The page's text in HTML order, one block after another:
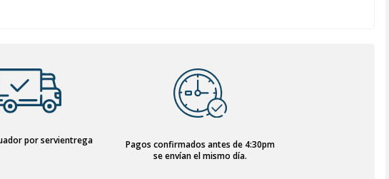
por servientrega
Pagos confirmados antes de 4:30pm
se envían el mismo día.